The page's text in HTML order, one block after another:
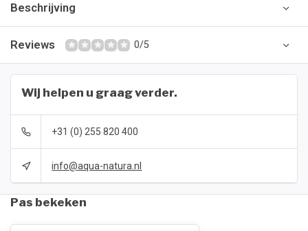
Beschrijving
Reviews 0/5
Wij helpen u graag verder.
+31 (0) 255 820 400
info@aqua-natura.nl
Pas bekeken